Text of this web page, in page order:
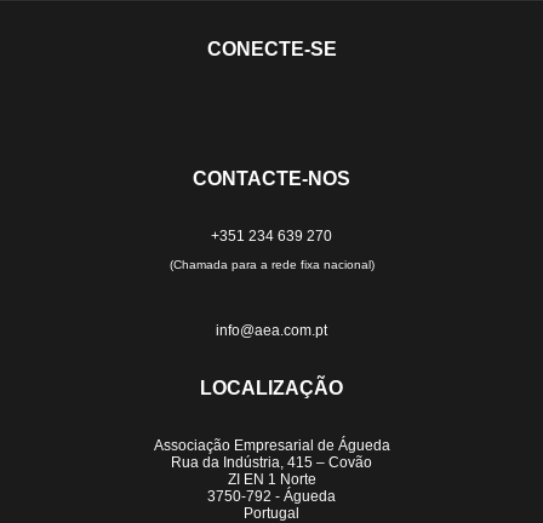
CONECTE-SE
CONTACTE-NOS
+351 234 639 270
(Chamada para a rede fixa nacional)
info@aea.com.pt
LOCALIZAÇÃO
Associação Empresarial de Águeda
Rua da Indústria, 415 – Covão
ZI EN 1 Norte
3750-792 - Águeda
Portugal